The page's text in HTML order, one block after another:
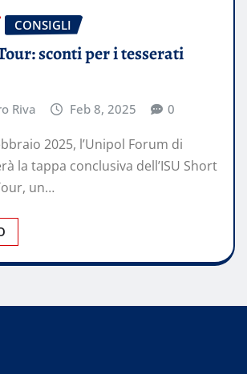
CONSIGLI
sconti per i tesserati
Riva Feb 8, 2025 0
2025, l’Unipol Forum di
la tappa conclusiva dell’ISU Short
un…